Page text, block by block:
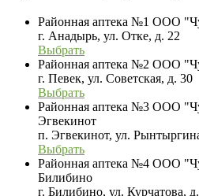
Районная аптека №1 ООО
г. Анадырь, ул. Отке, д. 22
Выбрать
Районная аптека №2 ООО
г. Певек, ул. Советская, д. 30
Выбрать
Районная аптека №3 ООО
Эгвекинот
п. Эгвекинот, ул.
Выбрать
Районная аптека №4 ООО
Билибино
г. Билибино, ул. Курчатова,